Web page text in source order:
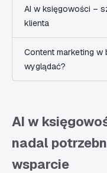
AI w księgowości –
klienta
Content marketing
wyglądać?
AI w
nadal
wsparcie